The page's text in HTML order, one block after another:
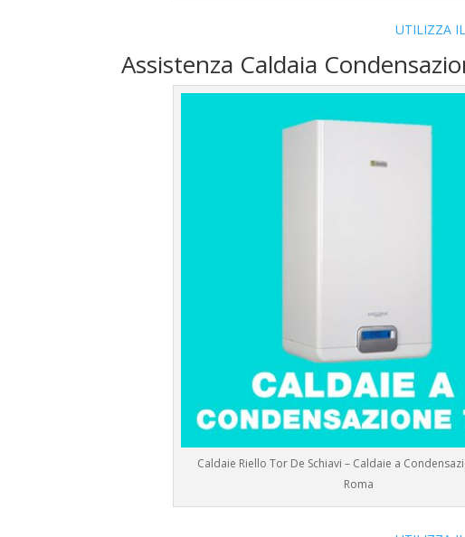
UTILIZZA
Assistenza Caldaia
Caldaie Riello Tor De Schiavi – Caldaie a
Roma